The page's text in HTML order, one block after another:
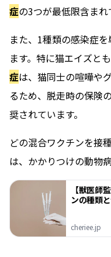
症の3つが最低限含まれ
また、1種類の感染症
ます。特に猫エイズと
症は、猫同士の喧嘩や
るため、脱走時の保険
奨されています。
どの混合ワクチンを接
は、かかりつけの動物
【獣医師
ンの種類
cheriee.jp